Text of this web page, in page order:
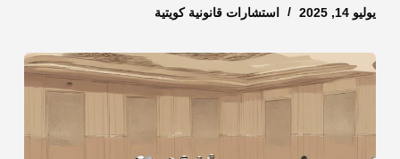
يوليو 14, 2025 استشارات قانونية كويتية